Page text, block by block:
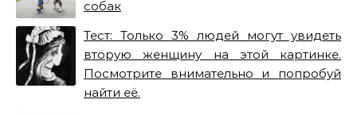
собак
Тест: Только 3% людей могут увидеть
вторую женщину на этой картинке.
Посмотрите внимательно и попробуй
найти её.